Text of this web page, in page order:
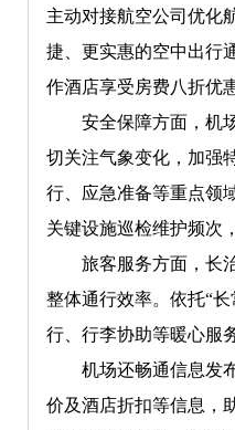
主动对接航空公司优化
捷、更实惠的空中出行
作酒店享受房费八折优
安全保障方面，机场
切关注气象变化，加强
行、应急准备等重点领
关键设施巡检维护频次
旅客服务方面，长治
整体通行效率。依托“
行、行李协助等暖心服
机场还畅通信息发布
价及酒店折扣等信息，